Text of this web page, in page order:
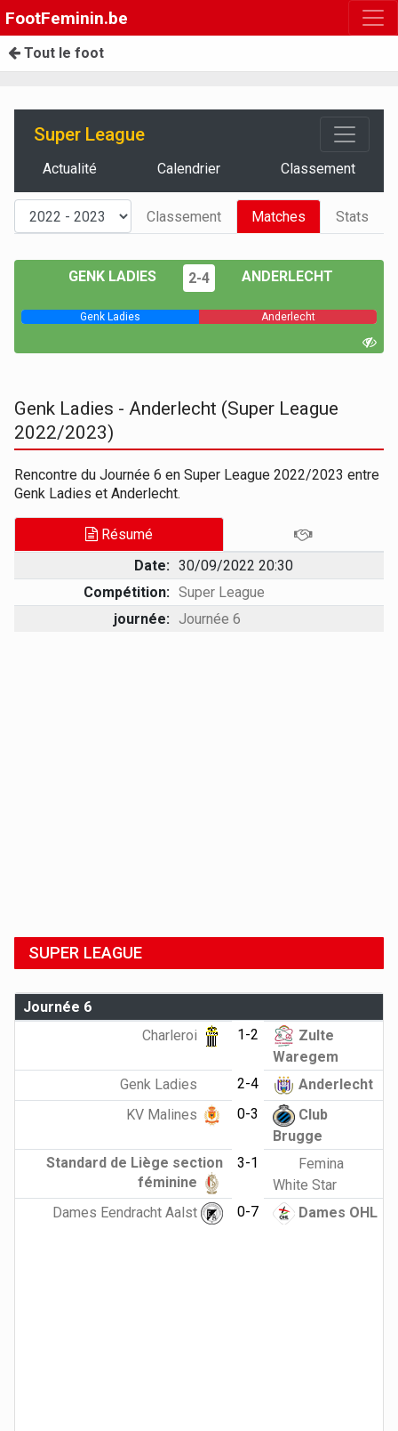
FootFeminin.be
Tout le foot
Super League
Actualité Calendrier Classement
Classement Matches Stats
GENK LADIES 2-4 ANDERLECHT
Genk Ladies Anderlecht
Genk Ladies - Anderlecht (Super League
2022/2023)
Rencontre du Journée 6 en Super League 2022/2023 entre
Genk Ladies et Anderlecht.
Résumé
Date: 30/09/2022 20:30
Compétition: Super League
journée: Journée 6
SUPER LEAGUE
Journée 6
Charleroi
1-2
Zulte
Waregem
Genk Ladies
2-4
Anderlecht
KV Malines
0-3
Club
Brugge
Standard de Liège section
féminine
3-1
Femina
White Star
Dames Eendracht Aalst
0-7 Dames OHL